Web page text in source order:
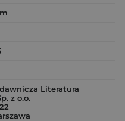
Literatura
z o.o.